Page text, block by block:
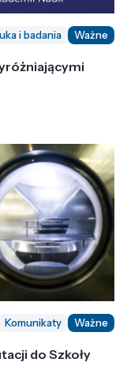
i badania Ważne
Komunikaty Ważne
do Szkoły